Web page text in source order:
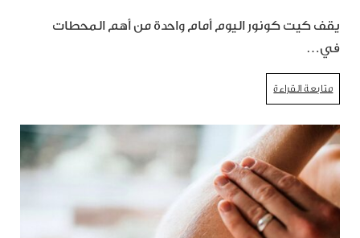
يقف كيت كونور اليوم أمام واحدة من أهم المحطات
في…
متابعة القراءة